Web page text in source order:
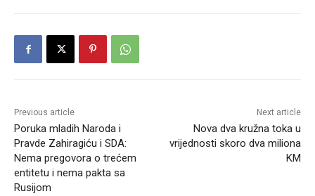
Previous article
Poruka mladih Naroda i
Pravde Zahiragiću i SDA:
Nema pregovora o trećem
entitetu i nema pakta sa
Rusijom
Next article
Nova dva kružna toka u
vrijednosti skoro dva miliona
KM